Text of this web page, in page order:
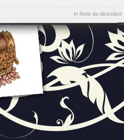
In Rete da dicembre